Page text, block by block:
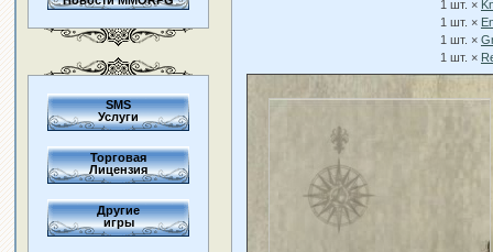
SMS
Услуги
Торговая
Лицензия
Другие
игры
1 шт. ×
1 шт. ×
1 шт. ×
1 шт. ×